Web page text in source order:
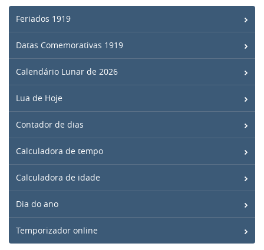
Feriados 1919
Datas Comemorativas 1919
Calendário Lunar de 2026
Lua de Hoje
Contador de dias
Calculadora de tempo
Calculadora de idade
Dia do ano
Temporizador online